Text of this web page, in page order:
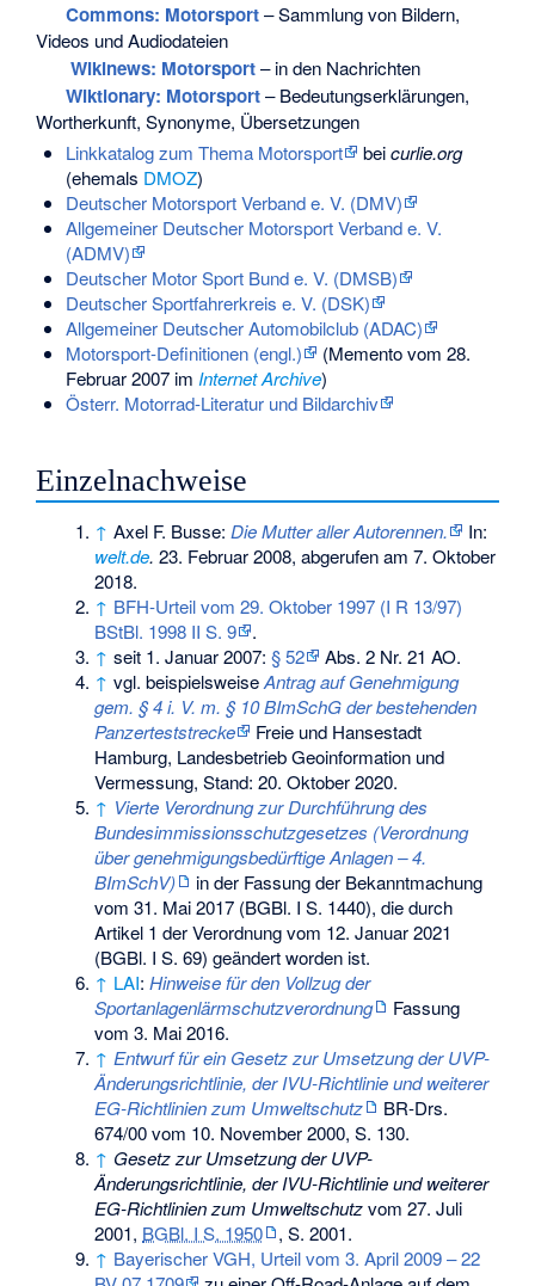
Commons: Motorsport– Sammlung von Bildern,
Videos und Audiodateien
Wikinews: Motorsport– in den Nachrichten
Wiktionary: Motorsport– Bedeutungserklärungen,
Wortherkunft, Synonyme, Übersetzungen
Linkkatalog zum Thema Motorsport
beicurlie.org
(ehemals DMOZ)
Deutscher Motorsport Verband e. V. (DMV)
Allgemeiner Deutscher Motorsport Verband e. V.
(ADMV)
Deutscher Motor Sport Bund e. V. (DMSB)
Deutscher Sportfahrerkreis e. V. (DSK)
Allgemeiner Deutscher Automobilclub (ADAC)
Motorsport-Definitionen (engl.)
(Mementovom 28.
Februar 2007 im Internet Archive)
Österr. Motorrad-Literatur und Bildarchiv
Einzelnachweise
↑ Axel F. Busse: Die Mutter aller Autorennen.
In:
welt.de. 23. Februar 2008, abgerufen am 7. Oktober
2018.
↑ BFH-Urteil vom 29. Oktober 1997 (I R 13/97)
BStBl. 1998 II S. 9
.
↑ seit 1. Januar 2007:§ 52
Abs. 2 Nr. 21 AO.
↑ vgl. beispielsweiseAntrag auf Genehmigung
gem. § 4 i. V. m. § 10 BImSchG der bestehenden
Panzerteststrecke
Freie und Hansestadt
Hamburg, Landesbetrieb Geoinformation und
Vermessung, Stand: 20. Oktober 2020.
↑ Vierte Verordnung zur Durchführung des
Bundesimmissionsschutzgesetzes (Verordnung
über genehmigungsbedürftige Anlagen – 4.
BImSchV)
in der Fassung der Bekanntmachung
vom 31. Mai 2017 (BGBl. I S. 1440), die durch
Artikel 1 der Verordnung vom 12. Januar 2021
(BGBl. I S. 69) geändert worden ist.
↑ LAI:Hinweise für den Vollzug der
Sportanlagenlärmschutzverordnung
Fassung
vom 3. Mai 2016.
↑ Entwurf für ein Gesetz zur Umsetzung der UVP-
Änderungsrichtlinie, der IVU-Richtlinie und weiterer
EG-Richtlinien zum Umweltschutz
BR-Drs.
674/00 vom 10. November 2000, S. 130.
↑ Gesetz zur Umsetzung der UVP-
Änderungsrichtlinie, der IVU-Richtlinie und weiterer
EG-Richtlinien zum Umweltschutzvom 27. Juli
2001, BGBl. I S. 1950
, S. 2001.
↑ Bayerischer VGH, Urteil vom 3. April 2009 – 22